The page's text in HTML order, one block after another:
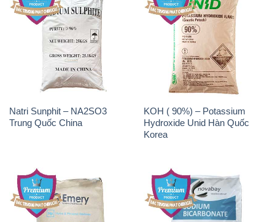
Natri Sunphit – NA2SO3
Trung Quốc China
KOH ( 90%) – Potassium
Hydroxide Unid Hàn Quốc